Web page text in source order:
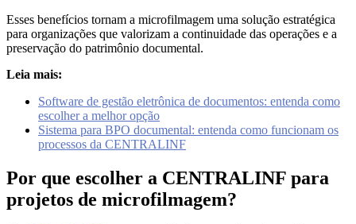
Esses benefícios tornam a microfilmagem uma solução estratégica
para organizações que valorizam a continuidade das operações e a
preservação do patrimônio documental.
Leia mais:
Software de gestão eletrônica de documentos: entenda como
escolher a melhor opção
Sistema para BPO documental: entenda como funcionam os
processos da CENTRALINF
Por que escolher a CENTRALINF para
projetos de microfilmagem?